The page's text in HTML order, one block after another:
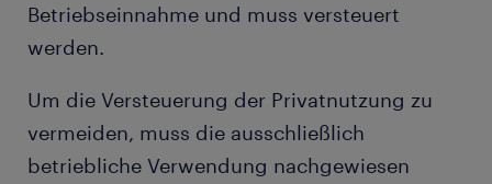
Betriebseinnahme und muss versteuert
werden.
Um die Versteuerung der Privatnutzung zu
vermeiden, muss die ausschließlich
betriebliche Verwendung nachgewiesen